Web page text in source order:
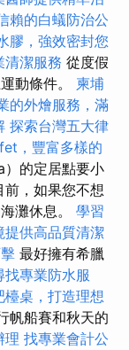
賴的白蟻防治公
膠，強效密封您
清潔服務 從度假
動條件。 柬埔
的外燴服務，滿
探索台灣五大律
，豐富多樣的
的定居點要小
，如果您不想
灘休息。 學習
提供高品質清潔
最好擁有希臘
找專業防水服
檯桌，打造理想
帆船賽和秋天的
理 找專業會計公